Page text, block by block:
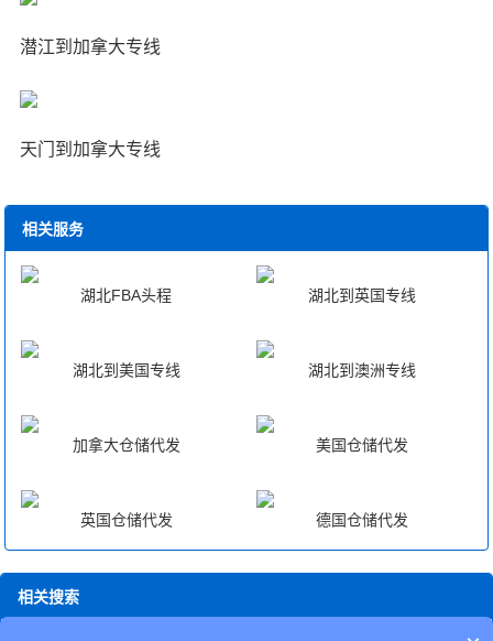
潜江到加拿大专线
天门到加拿大专线
相关服务
湖北FBA头程 湖北到英国专线
湖北到美国专线 湖北到澳洲专线
加拿大仓储代发 美国仓储代发
英国仓储代发 德国仓储代发
相关搜索